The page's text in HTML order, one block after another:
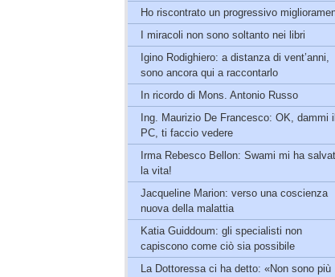
Ho riscontrato un progressivo
I miracoli non sono soltanto nei libri
Igino Rodighiero: a distanza di vent’anni,
sono ancora qui a raccontarlo
In ricordo di Mons. Antonio Russo
Ing. Maurizio De Francesco: OK, dammi il
PC, ti faccio vedere
Irma Rebesco Bellon: Swami mi ha
la vita!
Jacqueline Marion: verso una coscienza
nuova della malattia
Katia Guiddoum: gli specialisti non
capiscono come ciò sia possibile
La Dottoressa ci ha detto: «Non sono più